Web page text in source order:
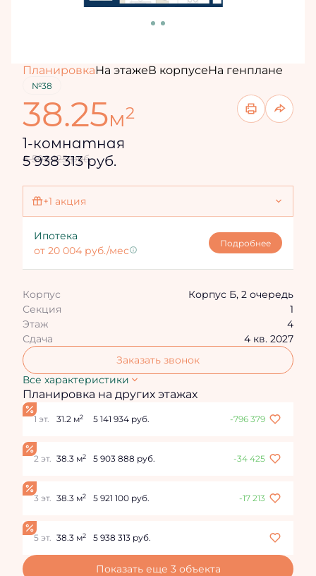
ПланировкаНа этажеВ корпусеНа генплане
№38
38.25м2
1-комнатная
6 598 125 руб.
5 938 313 руб.
+1 акция
Ипотека
от 20 004 руб./мес
Подробнее
Корпус
Корпус Б, 2 очередь
Секция
1
Этаж
4
Сдача
4 кв. 2027
Заказать звонок
Все характеристики
Планировка на других этажах
1 эт. 31.2 м2 5 141 934 руб. -796 379
2 эт. 38.3 м2 5 903 888 руб. -34 425
3 эт. 38.3 м2 5 921 100 руб. -17 213
5 эт. 38.3 м2 5 938 313 руб.
Показать еще 3 объектa